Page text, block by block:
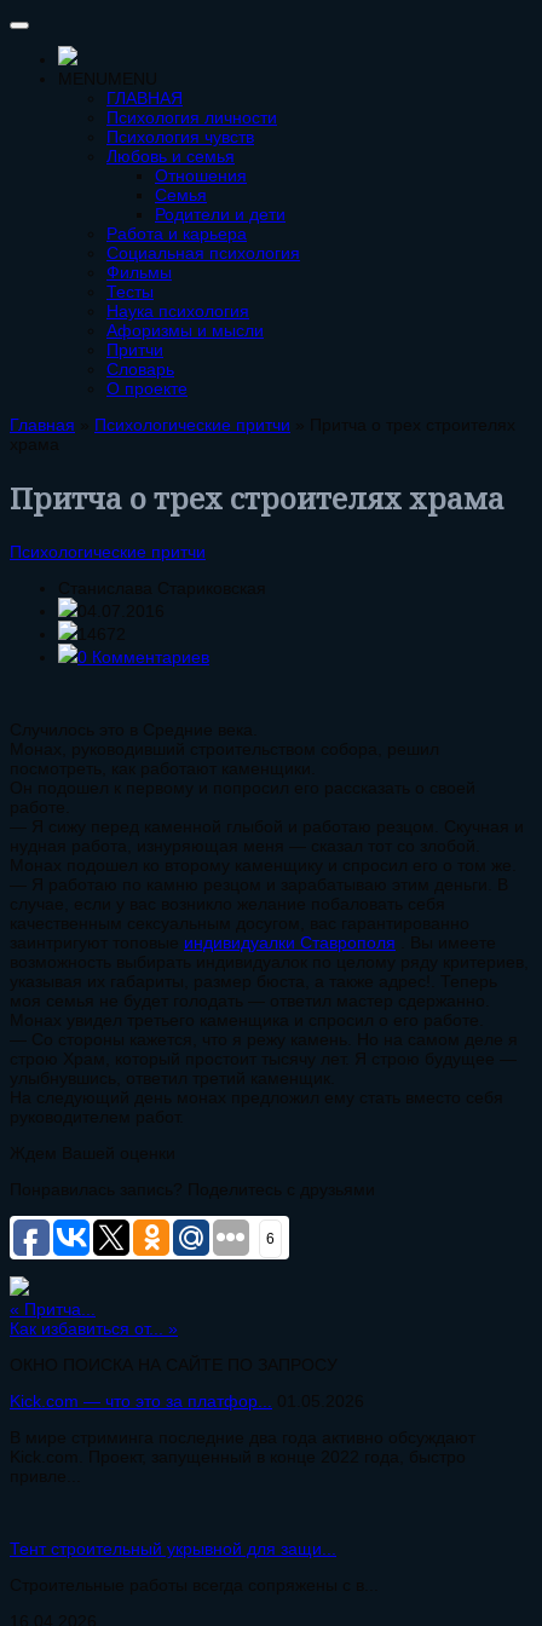
MENUMENU
ГЛАВНАЯ
Психология личности
Психология чувств
Любовь и семья
Отношения
Семья
Родители и дети
Работа и карьера
Социальная психология
Фильмы
Тесты
Наука психология
Афоризмы и мысли
Притчи
Словарь
О проекте
Главная » Психологические притчи »
Притча о трех строителях
храма
Притча о трех строителях храма
Психологические притчи
Станислава Стариковская
04.07.2016
14672
0 Комментариев
Случилось это в Средние века.
Монах, руководивший строительством собора, решил
посмотреть, как работают каменщики.
Он подошел к первому и попросил его рассказать о своей
работе.
— Я сижу перед каменной глыбой и работаю резцом. Скучная и
нудная работа, изнуряющая меня — сказал тот со злобой.
Монах подошел ко второму каменщику и спросил его о том же.
— Я работаю по камню резцом и зарабатываю этим деньги.
В
случае, если у вас возникло желание побаловать себя
качественным сексуальным досугом, вас гарантированно
заинтригуют топовые индивидуалки Ставрополя . Вы имеете
возможность выбирать индивидуалок по целому ряду критериев,
указывая их габариты, размер бюста, а также адрес!
. Теперь
моя семья не будет голодать — ответил мастер сдержанно.
Монах увидел третьего каменщика и спросил о его работе.
— Со стороны кажется, что я режу камень. Но на самом деле я
строю Храм, который простоит тысячу лет. Я строю будущее —
улыбнувшись, ответил третий каменщик.
На следующий день монах предложил ему стать вместо себя
руководителем работ.
Ждем Вашей оценки
Понравилась запись? Поделитесь с друзьями
6
« Притча...
Как избавиться от... »
ОКНО ПОИСКА НА САЙТЕ ПО ЗАПРОСУ
Kick.com — что это за платфор...
01.05.2026
В мире стриминга последние два года активно обсуждают
Kick.com. Проект, запущенный в конце 2022 года, быстро
привле...
Тент строительный укрывной для защи...
Строительные работы всегда сопряжены с в...
16.04.2026